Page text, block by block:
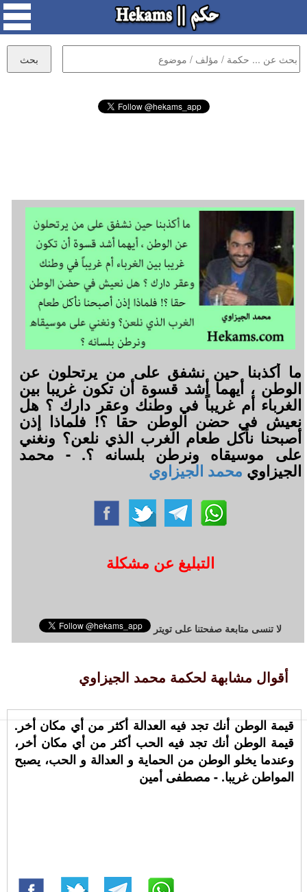
ما أكذبنا حين نشفق على من يرتحلون عن
الوطن ، أيهما أشد قسوة أن تكون غريبا بين
الغرباء أم غريباً في وطنك وعقر دارك ؟ هل
نعيش في حضن الوطن حقا ؟! فلماذا إذن
أصبحنا نأكل طعام الغرب الذي نلعن؟ ونغني
على موسيقاه ونرطن بلسانه ؟. - محمد
الجيزاوي محمد الجيزاوي
التبليغ عن مشكلة
لا تنسى متابعة صفحتنا على تويتر
أقوال مشابهة لحكمة محمد الجيزاوي
قيمة الوطن أنك تجد فيه العدالة أكثر من أي مكان أخر.
قيمة الوطن أنك تجد فيه الحب أكثر من أي مكان أخر،
وعندما يخلو الوطن من الحماية و العدالة و الحب، يصبح
المواطن غريبا. - مصطفى أمين